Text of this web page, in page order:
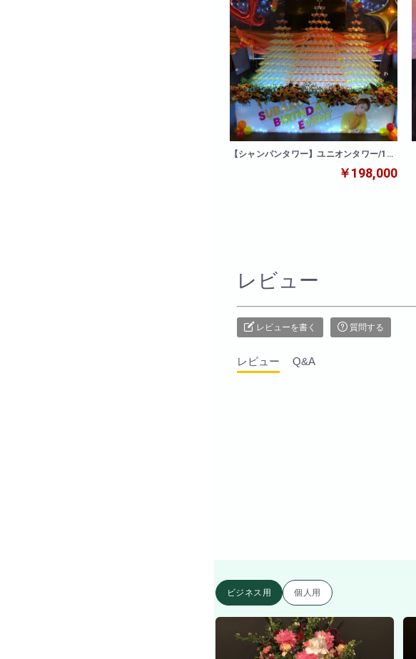
【シャンパンタワー】ユニオンタワー/11
￥198,000
レビュー
レビューを書く 質問する
レビュー Q&A
ビジネス用 個人用